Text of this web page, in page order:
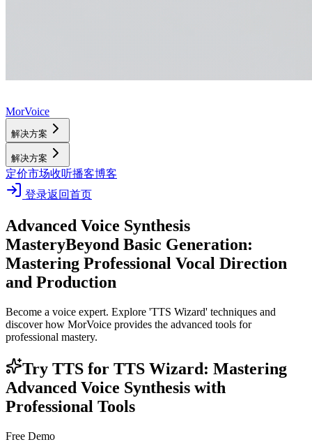
MorVoice
解决方案
解决方案
定价市场收听播客博客
登录返回首页
Advanced Voice Synthesis
MasteryBeyond Basic Generation:
Mastering Professional Vocal Direction
and Production
Become a voice expert. Explore 'TTS Wizard' techniques and
discover how MorVoice provides the advanced tools for
professional mastery.
Try TTS for TTS Wizard: Mastering
Advanced Voice Synthesis with
Professional Tools
Free Demo